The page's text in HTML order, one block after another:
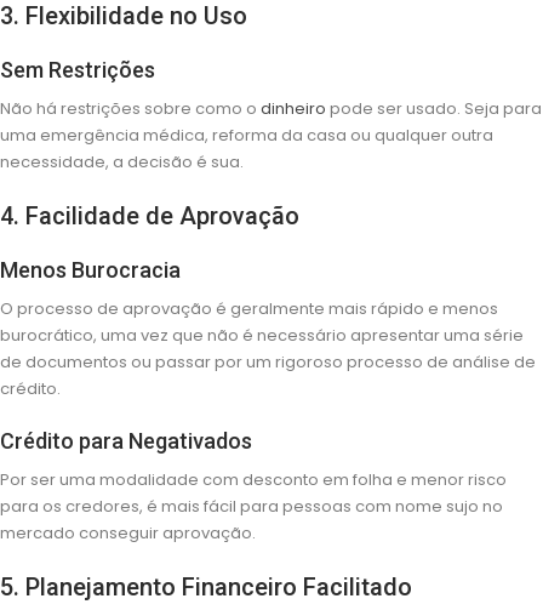
3. Flexibilidade no Uso
Sem Restrições
Não há restrições sobre como o dinheiro pode ser usado. Seja para
uma emergência médica, reforma da casa ou qualquer outra
necessidade, a decisão é sua.
4. Facilidade de Aprovação
Menos Burocracia
O processo de aprovação é geralmente mais rápido e menos
burocrático, uma vez que não é necessário apresentar uma série
de documentos ou passar por um rigoroso processo de análise de
crédito.
Crédito para Negativados
Por ser uma modalidade com desconto em folha e menor risco
para os credores, é mais fácil para pessoas com nome sujo no
mercado conseguir aprovação.
5. Planejamento Financeiro Facilitado